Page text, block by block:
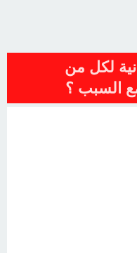
لكل من
مع السبب ؟